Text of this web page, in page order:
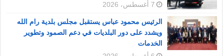
7 أغسطس، 2026
الرئيس محمود عباس يستقبل مجلس بلدية رام الله
ويشدد على دور البلديات في دعم الصمود وتطوير
الخدمات